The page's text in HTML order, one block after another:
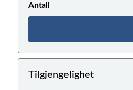
Antall
Tilgjengelighet